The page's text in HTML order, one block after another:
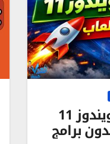
أقوى 6 إعدادات لتسريع ويندوز 11
برامج